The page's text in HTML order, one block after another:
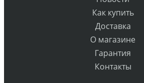
Как купить
Доставка
О магазине
Гарантия
Контакты